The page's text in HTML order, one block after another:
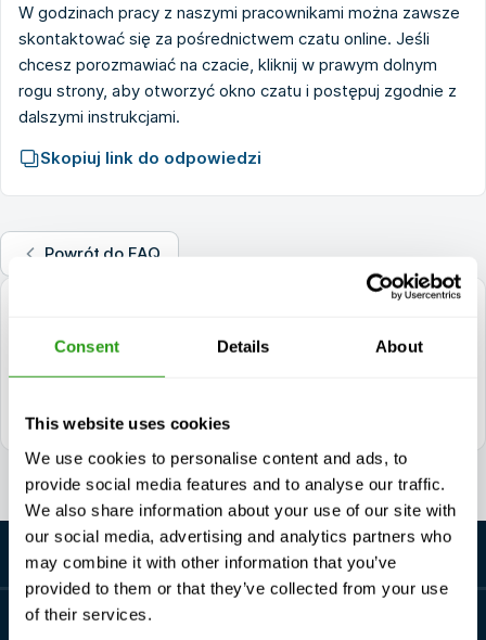
Consent Details About
This website uses cookies
We use cookies to personalise content and ads, to
provide social media features and to analyse our traffic.
We also share information about your use of our site with
our social media, advertising and analytics partners who
may combine it with other information that you’ve
provided to them or that they’ve collected from your use
of their services.
W godzinach pracy z naszymi pracownikami można zawsze
skontaktować się za pośrednictwem czatu online. Jeśli
chcesz porozmawiać na czacie, kliknij w prawym dolnym
rogu strony, aby otworzyć okno czatu i postępuj zgodnie z
dalszymi instrukcjami.
Skopiuj link do odpowiedzi
Powrót do FAQ
+1 337 451 4685
training@fmtcsafety.com
Dostępny codziennie w godzinach 7:00 - 17:00 (GMT +1)